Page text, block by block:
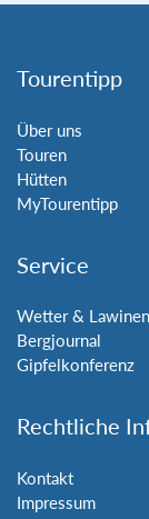
Tourentipp
Über uns
Touren
Hütten
MyTourentipp
Service
Wetter &
Bergjournal
Gipfelkonferenz
Rechtliche
Kontakt
Impressum